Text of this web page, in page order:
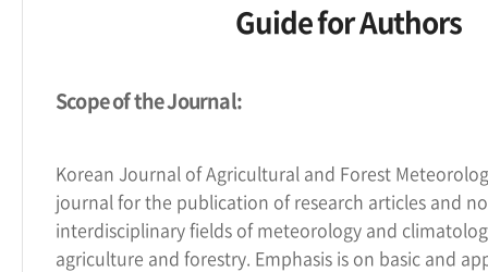
Guide for Authors
Scope of the Journal:
Korean Journal of Agricultural and Forest
journal for the publication of research articles and
interdisciplinary fields of meteorology and
agriculture and forestry. Emphasis is on basic and